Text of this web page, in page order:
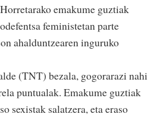
emakume guztiak
feministetan parte
ahalduntzearen inguruko
(TNT) bezala, gogorarazi nahi
puntualak. Emakume guztiak
sexistak salatzera, eta eraso